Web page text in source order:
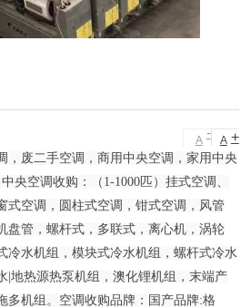
A - A +
，废二手空调，商用中央空调，家用中央
央空调收购：（1-1000匹）挂式空调、
式空调，圆柱式空调，钳式空调，风管
盘管，螺杆式，多联式，离心机，涡轮
冷水机组，模块式冷水机组，螺杆式冷水
|地热源热泵机组，澳化锂机组，末端产
多机组。空调收购品牌：国产品牌:格